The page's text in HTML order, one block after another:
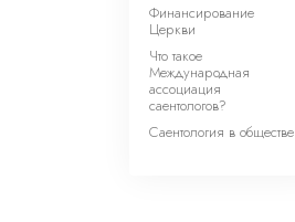
Финансирование
Церкви
Что такое
Международная
ассоциация
саентологов?
Саентология в обществе